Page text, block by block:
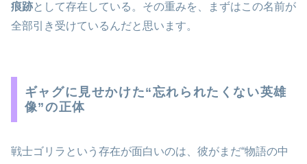
痕跡として存在している。その重みを、まずはこの名前が
全部引き受けているんだと思います。
ギャグに見せかけた“忘れられたくない英雄
像”の正体
戦士ゴリラという存在が面白いのは、彼がまだ“物語の中